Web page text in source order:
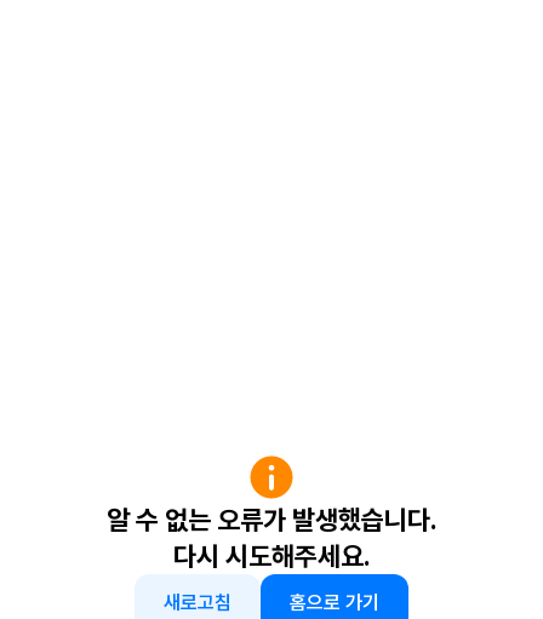
알 수 없는 오류가 발생했습니다.
다시 시도해주세요.
새로고침 홈으로 가기